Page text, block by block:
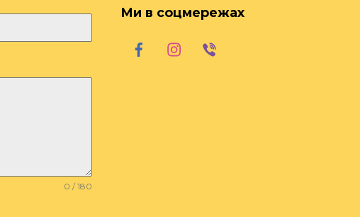
0 / 180
Ми в соцмережах